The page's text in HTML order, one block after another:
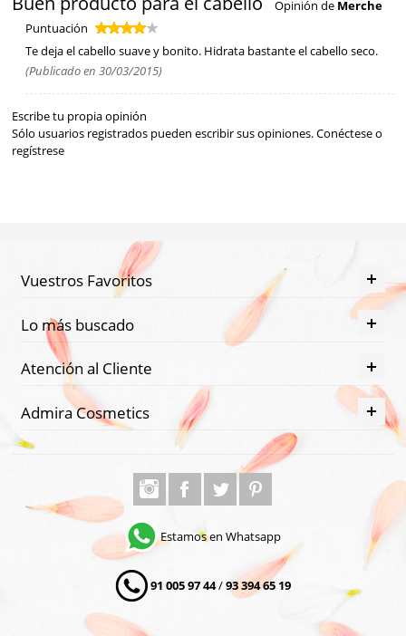
Opinión de Merche
Puntuación
Te deja el cabello suave y bonito. Hidrata bastante el cabello seco.
(Publicado en 30/03/2015)
Escribe tu propia opinión
Sólo usuarios registrados pueden escribir sus opiniones.Conécteseo
regístrese
Vuestros Favoritos
Lo más buscado
Atención al Cliente
Admira Cosmetics
Estamos en Whatsapp
91 005 97 44/93 394 65 19